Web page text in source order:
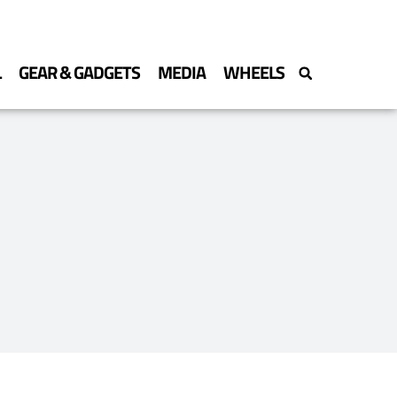
GEAR & GADGETS MEDIA WHEELS